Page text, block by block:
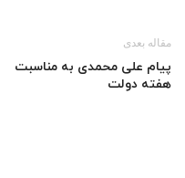
مقاله بعدی
پیام علی محمدی به مناسبت
هفته دولت